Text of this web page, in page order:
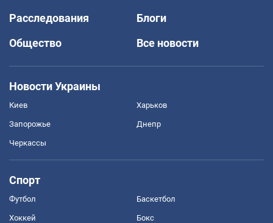
Расследования
Блоги
Общество
Все новости
Новости Украины
Киев Харьков
Запорожье Днепр
Черкассы
Спорт
Футбол Баскетбол
Хоккей Бокс